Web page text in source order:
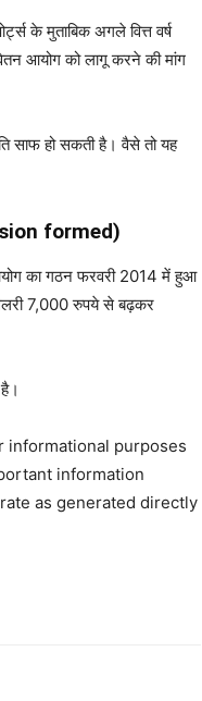
के मुताबिक अगले वित्त वर्ष
आयोग को लागू करने की मांग
साफ हो सकती है। वैसे तो यह
formed)
का गठन फरवरी 2014 में हुआ
7,000 रुपये से बढ़कर
informational purposes
information
as generated directly